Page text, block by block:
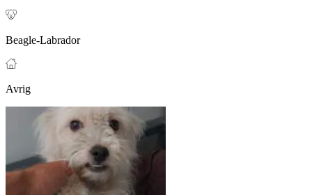
Beagle-Labrador
Avrig